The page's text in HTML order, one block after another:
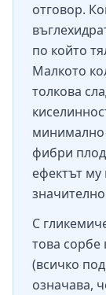
отговор.
по който
Малкото
толкова
минимално
фибри
ефектът му
С
това сорбе
(всичко
означава,